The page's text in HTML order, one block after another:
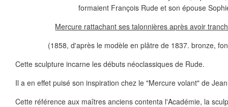
Mercure rattachant ses talonnières après avoir
(1858, d'après le modèle en plâtre de 1837. bronze,
Cette sculpture incarne les débuts néoclassiques de Rude.
Il a en effet puisé son inspiration chez le "Mercure volant" de
Cette référence aux maîtres anciens contenta l'Académie, la